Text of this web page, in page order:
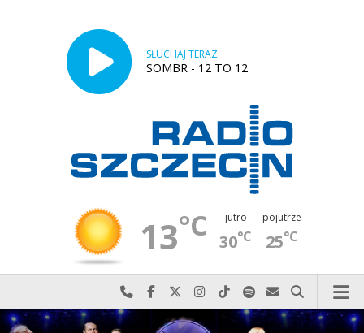
SŁUCHAJ TERAZ
SOMBR - 12 TO 12
13°C jutro
30°C
pojutrze
25°C
Najlepiej po prostu do nas zadzwoń
Odwiedź nas na Facebook-u
Odwiedź nas na X
Odwiedź nas na Instagram-ie
Odwiedź nas na TikTok-u
Szukaj nas na Spotify
Wyślij do nas
Szukaj